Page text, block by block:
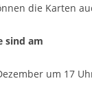
die Karten
sind am
um 17